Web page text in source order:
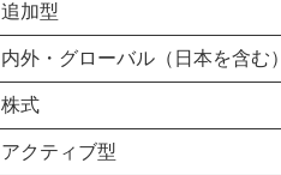
追加型
内外・グローバル（日本を含む）
株式
アクティブ型